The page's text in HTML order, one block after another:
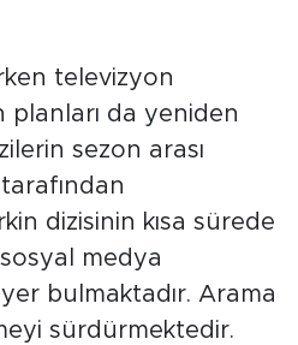
televizyon
planları da yeniden
sezon arası
dizisinin kısa sürede
medya
bulmaktadır. Arama
sürdürmektedir.